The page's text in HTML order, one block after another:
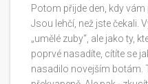
Potom přijde den, kdy
Jsou lehčí, než jste čekali.
„umělé zuby“, ale jako ty,
poprvé nasadíte, cítíte se
nasadilo novejším botám.